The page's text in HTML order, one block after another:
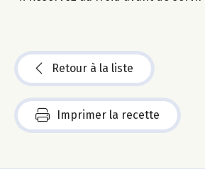
Retour à la liste
Imprimer la recette